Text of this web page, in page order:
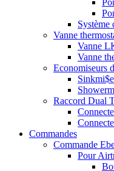
Système
Vanne
Vanne
Vanne
Economiseurs
Raccord Dual
Commandes
Commande
Pour